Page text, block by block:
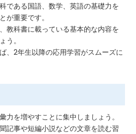
である国語、数学、英語の基礎力を
が重要です。
教科書に載っている基本的な内容を
う。
、2年生以降の応用学習がスムーズに
力を増やすことに集中しましょう。
記事や短編小説などの文章を読む習